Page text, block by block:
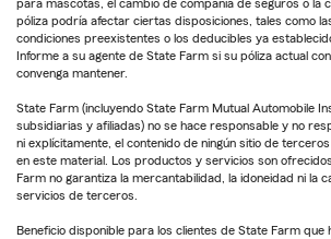
para mascotas, el cambio de compañía de seguros o la
póliza podría afectar ciertas disposiciones, tales como
condiciones preexistentes o los deducibles ya
Informe a su agente de State Farm si su póliza actual
convenga mantener.
State Farm (incluyendo State Farm Mutual Automobile
subsidiarias y afiliadas) no se hace responsable y no
ni explícitamente, el contenido de ningún sitio de
en este material. Los productos y servicios son
Farm no garantiza la mercantabilidad, la idoneidad ni la
servicios de terceros.
Beneficio disponible para los clientes de State Farm que